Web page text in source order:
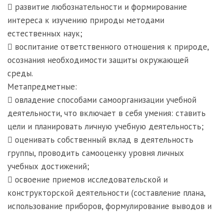
 развитие любознательности и формирование
интереса к изучению природы методами
естественных наук;
 воспитание ответственного отношения к природе,
осознания необходимости защиты окружающей
среды.
Метапредметные:
 овладение способами самоорганизации учебной
деятельности, что включает в себя умения: ставить
цели и планировать личную учебную деятельность;
 оценивать собственный вклад в деятельность
группы, проводить самооценку уровня личных
учебных достижений;
 освоение приемов исследовательской и
конструкторской деятельности (составление плана,
использование приборов, формулирование выводов и